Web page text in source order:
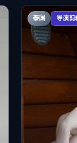
泰国 导演剪